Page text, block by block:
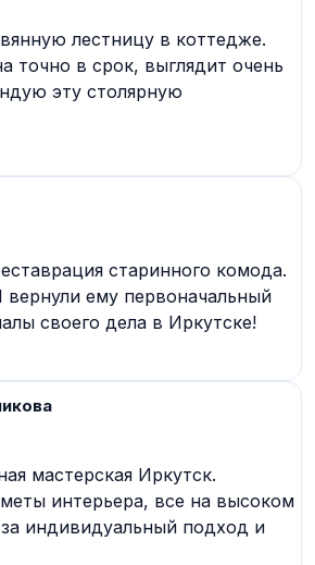
лестницу в коттедже.
точно в срок, выглядит очень
эту столярную
старинного комода.
ему первоначальный
своего дела в Иркутске!
мастерская Иркутск.
интерьера, все на высоком
индивидуальный подход и